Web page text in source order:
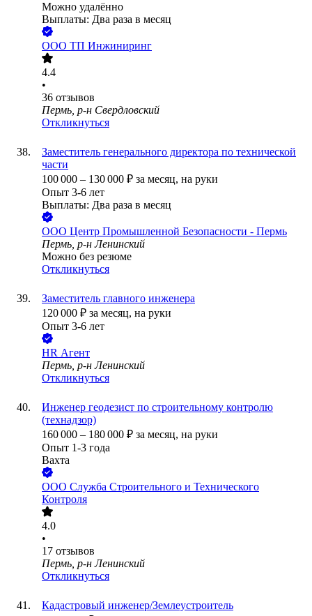
Можно удалённо
Выплаты: Два раза в месяц
ООО ТП Инжиниринг
4.4
•
36 отзывов
Пермь, р-н Свердловский
Откликнуться
Заместитель генерального директора по технической
части
100 000 – 130 000 ₽ за месяц, на руки
Опыт 3-6 лет
Выплаты: Два раза в месяц
ООО Центр Промышленной Безопасности - Пермь
Пермь, р-н Ленинский
Можно без резюме
Откликнуться
Заместитель главного инженера
120 000 ₽ за месяц, на руки
Опыт 3-6 лет
HR Агент
Пермь, р-н Ленинский
Откликнуться
Инженер геодезист по строительному контролю
(технадзор)
160 000 – 180 000 ₽ за месяц, на руки
Опыт 1-3 года
Вахта
ООО Служба Строительного и Технического
Контроля
4.0
•
17 отзывов
Пермь, р-н Ленинский
Откликнуться
Кадастровый инженер/Землеустроитель